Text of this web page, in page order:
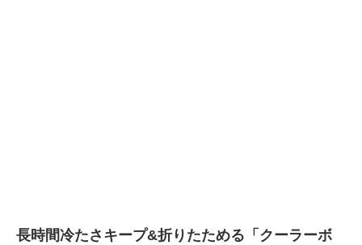
長時間冷たさキープ&折りたためる「クーラーボ